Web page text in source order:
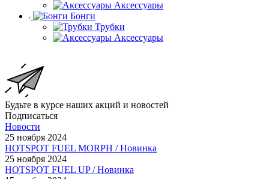
Аксессуары
Бонги
Трубки
Аксессуары
Будьте в курсе наших акций и новостей
Подписаться
Новости
25 ноября 2024
HOTSPOT FUEL MORPH / Новинка
25 ноября 2024
HOTSPOT FUEL UP / Новинка